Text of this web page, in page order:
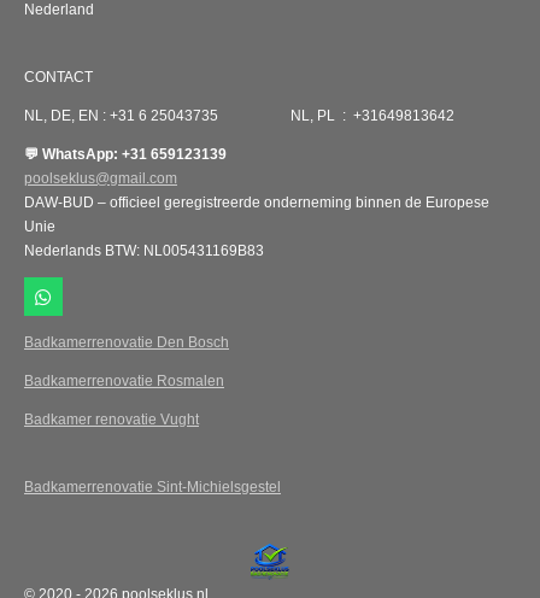
Nederland
CONTACT
NL, DE, EN : +31 6 25043735 NL, PL : +31649813642
💬 WhatsApp: +31 659123139
poolseklus@gmail.com
DAW-BUD – officieel geregistreerde onderneming binnen de Europese
Unie
Nederlands BTW: NL005431169B83
W
h
a
t
A
p
Badkamerrenovatie Den Bosch
Badkamerrenovatie Rosmalen
Badkamer renovatie Vught
Badkamerrenovatie Sint-Michielsgestel
© 2020 - 2026 poolseklus.nl